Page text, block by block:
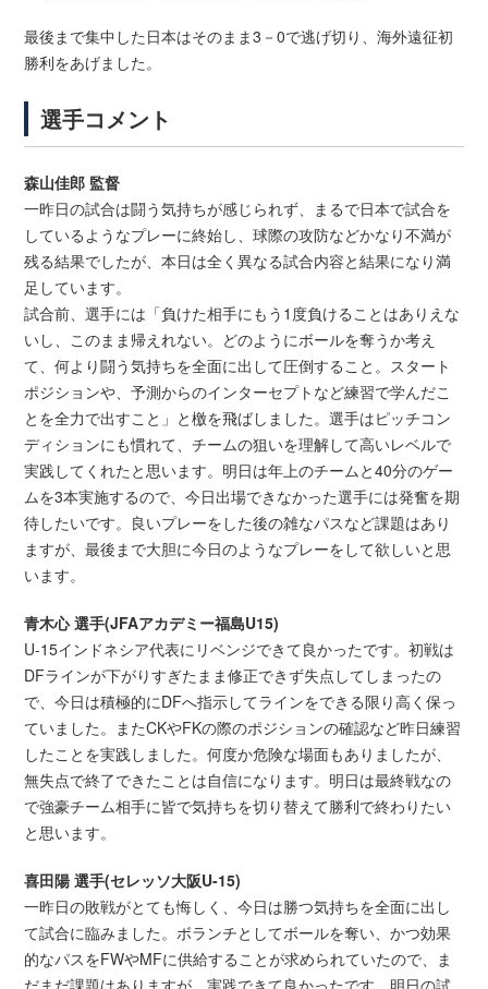
最後まで集中した日本はそのまま3－0で逃げ切り、海外遠征初
勝利をあげました。
選手コメント
森山佳郎 監督
一昨日の試合は闘う気持ちが感じられず、まるで日本で試合を
しているようなプレーに終始し、球際の攻防などかなり不満が
残る結果でしたが、本日は全く異なる試合内容と結果になり満
足しています。
試合前、選手には「負けた相手にもう1度負けることはありえな
いし、このまま帰えれない。どのようにボールを奪うか考え
て、何より闘う気持ちを全面に出して圧倒すること。スタート
ポジションや、予測からのインターセプトなど練習で学んだこ
とを全力で出すこと」と檄を飛ばしました。選手はピッチコン
ディションにも慣れて、チームの狙いを理解して高いレベルで
実践してくれたと思います。明日は年上のチームと40分のゲー
ムを3本実施するので、今日出場できなかった選手には発奮を期
待したいです。良いプレーをした後の雑なパスなど課題はあり
ますが、最後まで大胆に今日のようなプレーをして欲しいと思
います。
青木心 選手(JFAアカデミー福島U15)
U-15インドネシア代表にリベンジできて良かったです。初戦は
DFラインが下がりすぎたまま修正できず失点してしまったの
で、今日は積極的にDFへ指示してラインをできる限り高く保っ
ていました。またCKやFKの際のポジションの確認など昨日練習
したことを実践しました。何度か危険な場面もありましたが、
無失点で終了できたことは自信になります。明日は最終戦なの
で強豪チーム相手に皆で気持ちを切り替えて勝利で終わりたい
と思います。
喜田陽 選手(セレッソ大阪U-15)
一昨日の敗戦がとても悔しく、今日は勝つ気持ちを全面に出し
て試合に臨みました。ボランチとしてボールを奪い、かつ効果
的なパスをFWやMFに供給することが求められていたので、ま
だまだ課題はありますが、実践できて良かったです。明日の試